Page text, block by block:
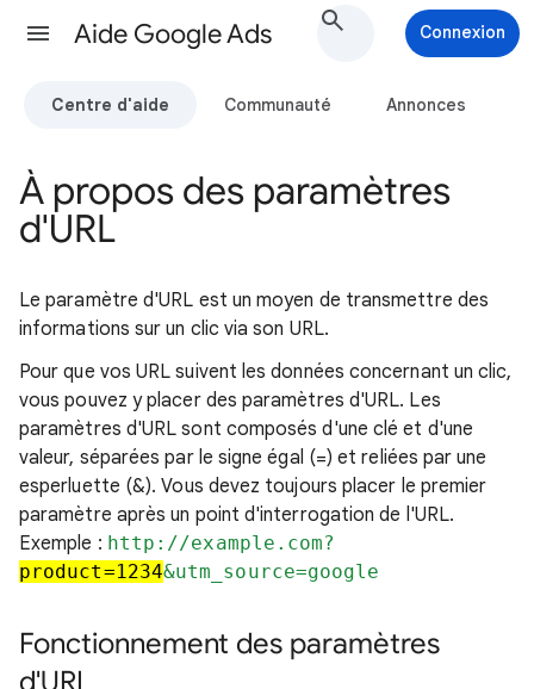
Aide Google Ads Connexion
Centre d'aide Communauté Annonces
À propos des paramètres
d'URL
Le paramètre d'URL est un moyen de transmettre des
informations sur un clic via son URL.
Pour que vos URL suivent les données concernant un clic,
vous pouvez y placer des paramètres d'URL. Les
paramètres d'URL sont composés d'une clé et d'une
valeur, séparées par le signe égal (=) et reliées par une
esperluette (&). Vous devez toujours placer le premier
paramètre après un point d'interrogation de l'URL.
Exemple : http://example.com?
product=1234&utm_source=google
Fonctionnement des paramètres
d'URL